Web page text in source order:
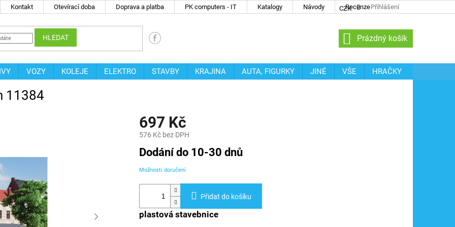
Kontakt Otevírací doba Doprava a platba PK computers - IT Katalogy Návody Recenze
CZK Přihlášení
HLEDAT
NÁKUPNÍ
KOŠÍK
Prázdný košík
VOZY KOLEJE ELEKTRO STAVBY KRAJINA AUTA, FIGURKY JINÉ VŠE
HRAČKY
11384
697 Kč
576 Kč bez DPH
Měrná
cena:
Dodání do 10-30 dnů
Možnosti doručení
Přidat do košíku
plastová stavebnice